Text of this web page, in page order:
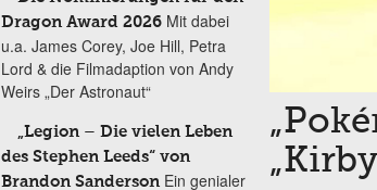
Dragon Award 2026 Mit dabei
u.a. James Corey, Joe Hill, Petra
Lord & die Filmadaption von Andy
Weirs „Der Astronaut“
„Legion – Die vielen Leben
des Stephen Leeds“ von
Brandon Sanderson Ein genialer